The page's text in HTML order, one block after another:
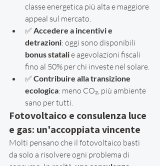
classe energetica più alta e maggiore
appeal sul mercato.
✅ Accedere a incentivi e
detrazioni: oggi sono disponibili
bonus statali e agevolazioni fiscali
fino al 50% per chi investe nel solare.
✅ Contribuire alla transizione
ecologica: meno CO₂, più ambiente
sano per tutti.
Fotovoltaico e consulenza luce
e gas: un'accoppiata vincente
Molti pensano che il fotovoltaico basti
da solo a risolvere ogni problema di